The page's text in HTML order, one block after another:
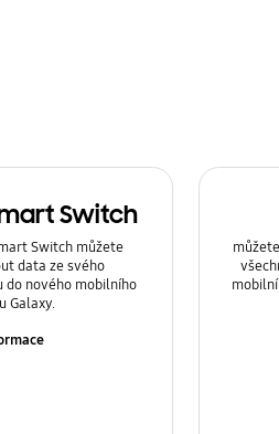
Switch
Switch můžete
data ze svého
do nového mobilního
Galaxy.